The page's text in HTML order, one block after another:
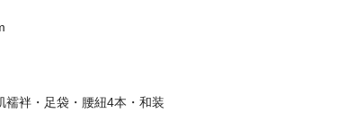
袢・足袋・腰紐4本・和装